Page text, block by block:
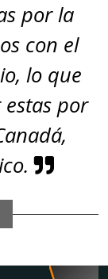
por la
con el
lo que
por